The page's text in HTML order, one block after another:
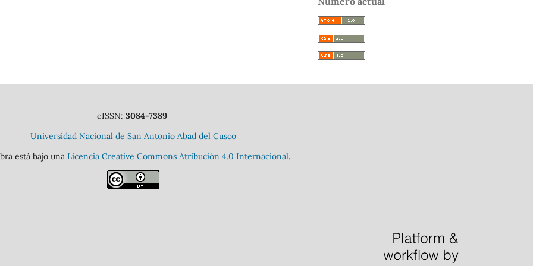
eISSN: 3084-7389
Universidad Nacional de San Antonio Abad del Cusco
está bajo una Licencia Creative Commons Atribución 4.0 Internacional.